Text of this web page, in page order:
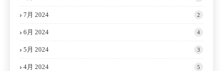
7月 2024 2
6月 2024 4
5月 2024 3
4月 2024 5